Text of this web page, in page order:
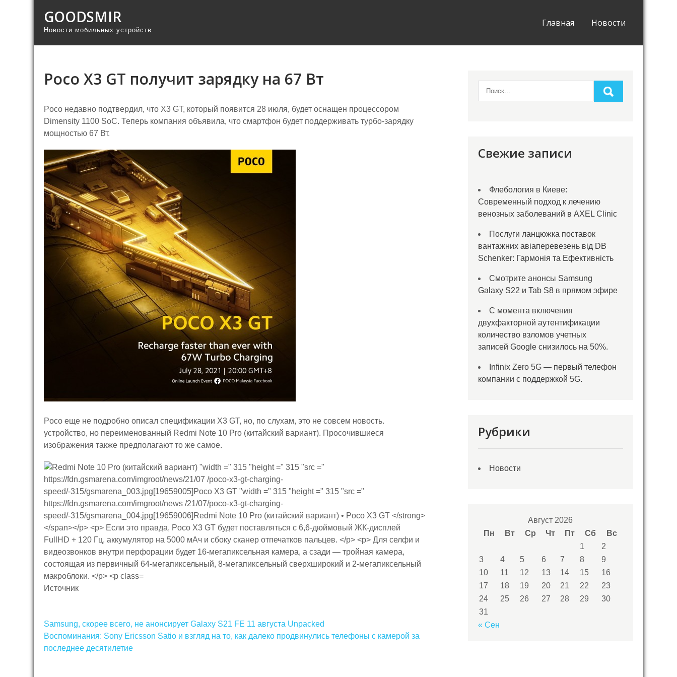
GOODSMIR
Новости мобильных устройств
Главная Новости
Poco X3 GT получит зарядку на 67 Вт
Poco недавно подтвердил, что X3 GT, который появится 28 июля, будет оснащен процессором
Dimensity 1100 SoC. Теперь компания объявила, что смартфон будет поддерживать турбо-зарядку
мощностью 67 Вт.
Poco еще не подробно описал спецификации X3 GT, но, по слухам, это не совсем новость.
устройство, но переименованный Redmi Note 10 Pro (китайский вариант). Просочившиеся
изображения также предполагают то же самое.
Источник
Навигация
по
записям
Samsung, скорее всего, не анонсирует Galaxy S21 FE 11 августа Unpacked
Воспоминания: Sony Ericsson Satio и взгляд на то, как далеко продвинулись телефоны с камерой за
последнее десятилетие
Свежие записи
Флебология в Киеве:
Современный подход к лечению
венозных заболеваний в AXEL Clinic
Послуги ланцюжка поставок
вантажних авіаперевезень від DB
Schenker: Гармонія та Ефективність
Смотрите анонсы Samsung
Galaxy S22 и Tab S8 в прямом эфире
С момента включения
двухфакторной аутентификации
количество взломов учетных
записей Google снизилось на 50%.
Infinix Zero 5G — первый телефон
компании с поддержкой 5G.
Рубрики
Новости
Август 2026
Пн
Вт Ср Чт Пт Сб
Вс
1
2
3
4 5 6 7 8
9
10
11 12 13 14 15
16
17
18 19 20 21 22
23
24
25 26 27 28 29
30
31
« Сен